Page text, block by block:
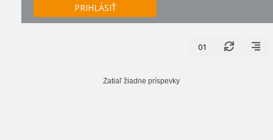
PRIHLÁSIŤ
01
Zatiaľ žiadne príspevky